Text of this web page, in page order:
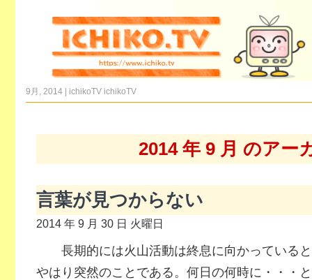
9月, 2014 | ichikoTV ichikoTV
2014 年 9 月 のアー
言葉が見つからない
2014 年 9 月 30 日 火曜日
長期的には火山活動は終息に向かっていると
やはり突然のことである。何日の何時に・・・